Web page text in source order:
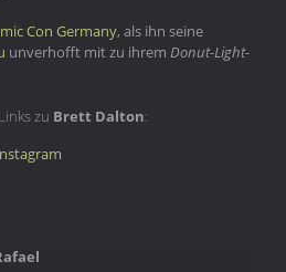
Con Germany, als ihn seine
unverhofft mit zu ihrem Donut-Light-
zu Brett Dalton: